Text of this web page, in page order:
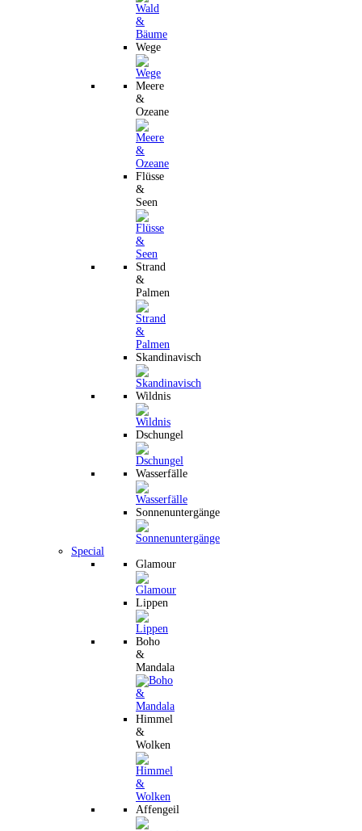
Wege
Meere
&
Ozeane
Flüsse
&
Seen
Strand
&
Palmen
Skandinavisch
Wildnis
Dschungel
Wasserfälle
Sonnenuntergänge
Special
Glamour
Lippen
Boho
&
Mandala
Himmel
&
Wolken
Affengeil